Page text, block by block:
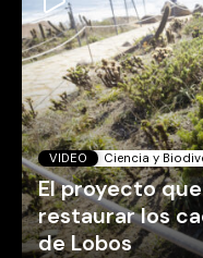
VIDEO Ciencia y
El proyecto
restaurar los
de Lobos